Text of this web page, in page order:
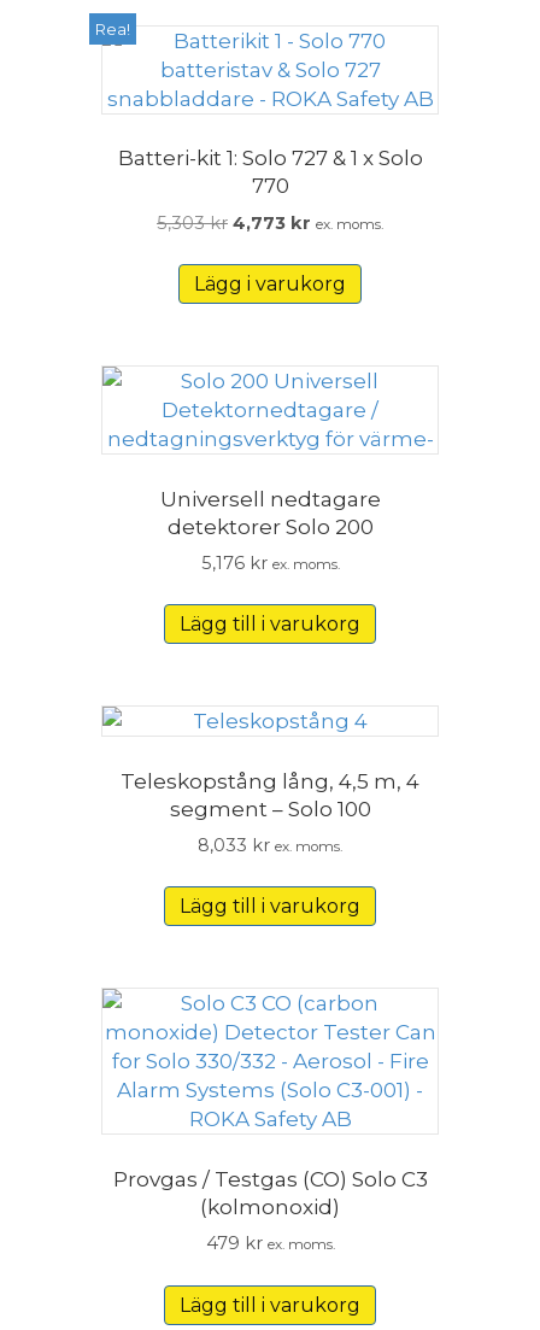
Rea!
Batteri-kit 1: Solo 727 & 1 x Solo
770
5,303kr Det
priset
var:
4,773 kr Det
priset
är:
ex. moms.
Lägg i varukorg
Universell nedtagare
detektorer Solo 200
5,176 kr ex. moms.
Lägg till i varukorg
Teleskopstång lång, 4,5 m, 4
segment – Solo 100
8,033 kr ex. moms.
Lägg till i varukorg
Provgas / Testgas (CO) Solo C3
(kolmonoxid)
479 kr ex. moms.
Lägg till i varukorg